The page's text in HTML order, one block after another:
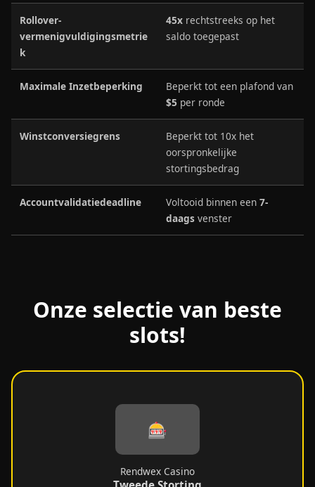
Rollover-
vermenigvuldigingsmetrie
k
45x rechtstreeks op het
saldo toegepast
Maximale Inzetbeperking
Beperkt tot een plafond van
$5 per ronde
Winstconversiegrens
Beperkt tot 10x het
oorspronkelijke
stortingsbedrag
Accountvalidatiedeadline Voltooid binnen een 7-
daags venster
Onze selectie van beste
slots!
🎰
Rendwex Casino